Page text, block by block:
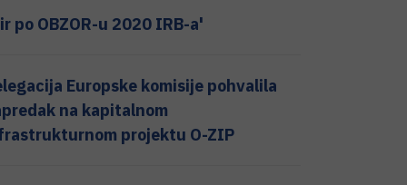
po OBZOR-u 2020 IRB-a'
Europske komisije pohvalila
na kapitalnom
projektu O-ZIP